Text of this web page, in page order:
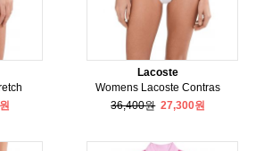
Lacoste
Womens Lacoste Contras
36,400원 27,300원